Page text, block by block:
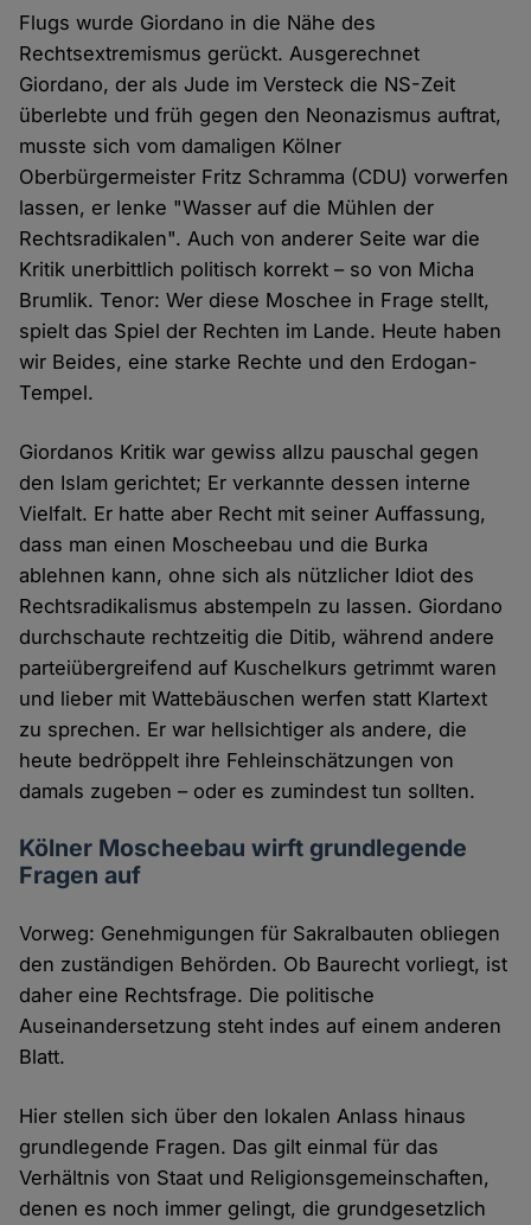
Flugs wurde Giordano in die Nähe des
Rechtsextremismus gerückt. Ausgerechnet
Giordano, der als Jude im Versteck die NS-Zeit
überlebte und früh gegen den Neonazismus auftrat,
musste sich vom damaligen Kölner
Oberbürgermeister Fritz Schramma (CDU) vorwerfen
lassen, er lenke "Wasser auf die Mühlen der
Rechtsradikalen". Auch von anderer Seite war die
Kritik unerbittlich politisch korrekt – so von Micha
Brumlik. Tenor: Wer diese Moschee in Frage stellt,
spielt das Spiel der Rechten im Lande. Heute haben
wir Beides, eine starke Rechte und den Erdogan-
Tempel.
Giordanos Kritik war gewiss allzu pauschal gegen
den Islam gerichtet; Er verkannte dessen interne
Vielfalt. Er hatte aber Recht mit seiner Auffassung,
dass man einen Moscheebau und die Burka
ablehnen kann, ohne sich als nützlicher Idiot des
Rechtsradikalismus abstempeln zu lassen. Giordano
durchschaute rechtzeitig die Ditib, während andere
parteiübergreifend auf Kuschelkurs getrimmt waren
und lieber mit Wattebäuschen werfen statt Klartext
zu sprechen. Er war hellsichtiger als andere, die
heute bedröppelt ihre Fehleinschätzungen von
damals zugeben – oder es zumindest tun sollten.
Kölner Moscheebau wirft grundlegende
Fragen auf
Vorweg: Genehmigungen für Sakralbauten obliegen
den zuständigen Behörden. Ob Baurecht vorliegt, ist
daher eine Rechtsfrage. Die politische
Auseinandersetzung steht indes auf einem anderen
Blatt.
Hier stellen sich über den lokalen Anlass hinaus
grundlegende Fragen. Das gilt einmal für das
Verhältnis von Staat und Religionsgemeinschaften,
denen es noch immer gelingt, die grundgesetzlich